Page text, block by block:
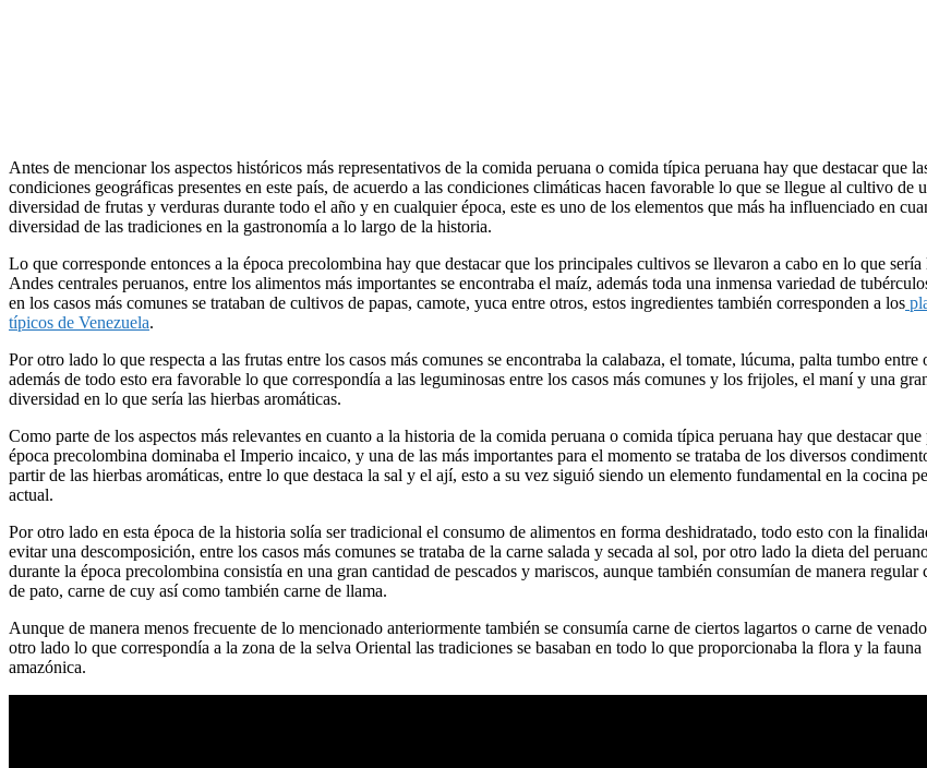
Antes de mencionar los aspectos históricos más representativos de la comida peruana o comida típica peruana hay que destacar que
condiciones geográficas presentes en este país, de acuerdo a las condiciones climáticas hacen favorable lo que se llegue al cultivo de
diversidad de frutas y verduras durante todo el año y en cualquier época, este es uno de los elementos que más ha influenciado en
diversidad de las tradiciones en la gastronomía a lo largo de la historia.
Lo que corresponde entonces a la época precolombina hay que destacar que los principales cultivos se llevaron a cabo en lo que sería
Andes centrales peruanos, entre los alimentos más importantes se encontraba el maíz, además toda una inmensa variedad de
en los casos más comunes se trataban de cultivos de papas, camote, yuca entre otros, estos ingredientes también corresponden a los
típicos de Venezuela.
Por otro lado lo que respecta a las frutas entre los casos más comunes se encontraba la calabaza, el tomate, lúcuma, palta tumbo entre
además de todo esto era favorable lo que correspondía a las leguminosas entre los casos más comunes y los frijoles, el maní y una
diversidad en lo que sería las hierbas aromáticas.
Como parte de los aspectos más relevantes en cuanto a la historia de la comida peruana o comida típica peruana hay que destacar que
época precolombina dominaba el Imperio incaico, y una de las más importantes para el momento se trataba de los diversos
partir de las hierbas aromáticas, entre lo que destaca la sal y el ají, esto a su vez siguió siendo un elemento fundamental en la cocina
actual.
Por otro lado en esta época de la historia solía ser tradicional el consumo de alimentos en forma deshidratado, todo esto con la
evitar una descomposición, entre los casos más comunes se trataba de la carne salada y secada al sol, por otro lado la dieta del
durante la época precolombina consistía en una gran cantidad de pescados y mariscos, aunque también consumían de manera regular
de pato, carne de cuy así como también carne de llama.
Aunque de manera menos frecuente de lo mencionado anteriormente también se consumía carne de ciertos lagartos o carne de
otro lado lo que correspondía a la zona de la selva Oriental las tradiciones se basaban en todo lo que proporcionaba la flora y la fauna
amazónica.